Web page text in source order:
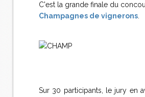
C'est la grande finale du
Champagnes de vignerons
Sur 30 participants, le jury en